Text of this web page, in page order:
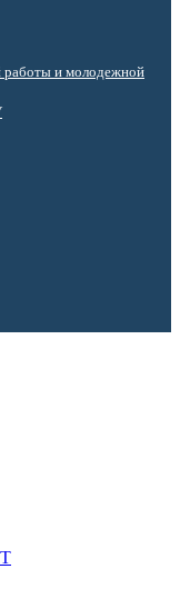
работы и молодежной